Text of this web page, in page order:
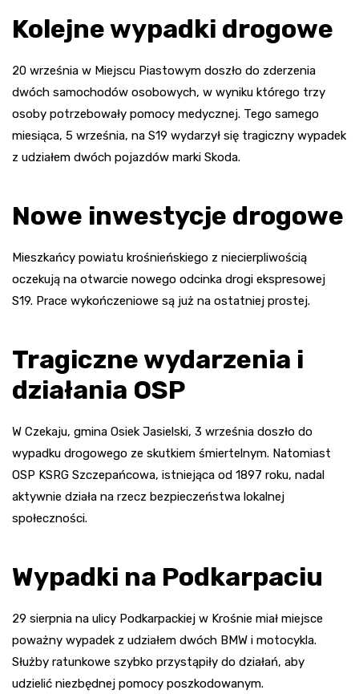
Kolejne wypadki drogowe
20 września w Miejscu Piastowym doszło do zderzenia
dwóch samochodów osobowych, w wyniku którego trzy
osoby potrzebowały pomocy medycznej. Tego samego
miesiąca, 5 września, na S19 wydarzył się tragiczny wypadek
z udziałem dwóch pojazdów marki Skoda.
Nowe inwestycje drogowe
Mieszkańcy powiatu krośnieńskiego z niecierpliwością
oczekują na otwarcie nowego odcinka drogi ekspresowej
S19. Prace wykończeniowe są już na ostatniej prostej.
Tragiczne wydarzenia i
działania OSP
W Czekaju, gmina Osiek Jasielski, 3 września doszło do
wypadku drogowego ze skutkiem śmiertelnym. Natomiast
OSP KSRG Szczepańcowa, istniejąca od 1897 roku, nadal
aktywnie działa na rzecz bezpieczeństwa lokalnej
społeczności.
Wypadki na Podkarpaciu
29 sierpnia na ulicy Podkarpackiej w Krośnie miał miejsce
poważny wypadek z udziałem dwóch BMW i motocykla.
Służby ratunkowe szybko przystąpiły do działań, aby
udzielić niezbędnej pomocy poszkodowanym.